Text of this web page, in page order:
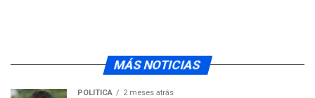
MÁS NOTICIAS
POLÍTICA 2 meses atrás